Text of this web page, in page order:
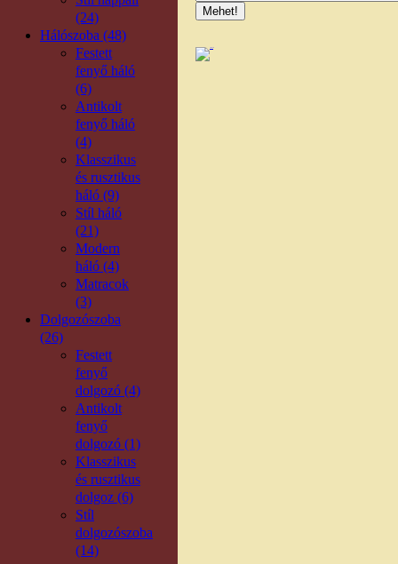
(24)
Hálószoba (48)
Festett
fenyő háló
(6)
Antikolt
fenyő háló
(4)
Klasszikus
és rusztikus
háló (9)
Stíl háló
(21)
Modern
háló (4)
Matracok
(3)
Dolgozószoba
(26)
Festett
fenyő
dolgozó (4)
Antikolt
fenyő
dolgozó (1)
Klasszikus
és rusztikus
dolgoz (6)
Stíl
dolgozószoba
(14)